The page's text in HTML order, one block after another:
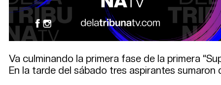
Va culminando la primera fase de la primera
En la tarde del sábado tres aspirantes